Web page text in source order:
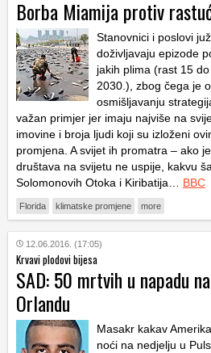
Borba Miamija protiv
Stanovnici i poslovi
doživljavaju epizode
jakih plima (rast 15
2030.), zbog čega je
osmišljavanju
važan primjer jer imaju najviše na
imovine i broja ljudi koji su izloženi
promjena. A svijet ih promatra – ako
društava na svijetu ne uspije, kakvu
Solomonovih Otoka i Kiribatija… BBC
Florida klimatske promjene more
12.06.2016. (17:05)
Krvavi plodovi bijesa
SAD: 50 mrtvih u napadu
Orlandu
Masakr kakav
noći na nedjelju u